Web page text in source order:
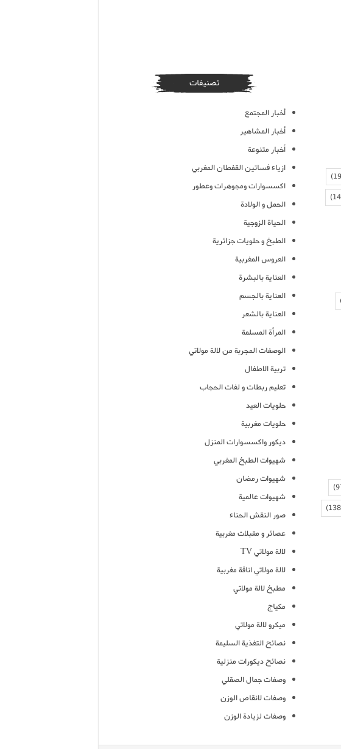
تصنيفات
أخبار المجتمع
أخبار المشاهير
أخبار متنوعة
ازياء فساتين القفطان المغربي
اكسسوارات ومجوهرات وعطور
الحمل و الولادة
الحياة الزوجية
الطبخ و حلويات جزائرية
العروس المغربية
العناية بالبشرة
العناية بالجسم
العناية بالشعر
المرأة المسلمة
الوصفات المجربة من لالة مولاتي
تربية الاطفال
تعليم ربطات و لفات الحجاب
حلويات العيد
حلويات مغربية
ديكور واكسسوارات المنزل
شهيوات الطبخ المغربي
شهيوات رمضان
شهيوات عالمية
صور النقش الحناء
عصائر و مقبلات مغربية
لالة مولاتي TV
لالة مولاتي اناقة مغربية
مطبخ لالة مولاتي
مكياج
ميكرو لالة مولاتي
نصائح التغذية السليمة
نصائح ديكورات منزلية
وصفات جمال الصقلي
وصفات لانقاص الوزن
وصفات لزيادة الوزن